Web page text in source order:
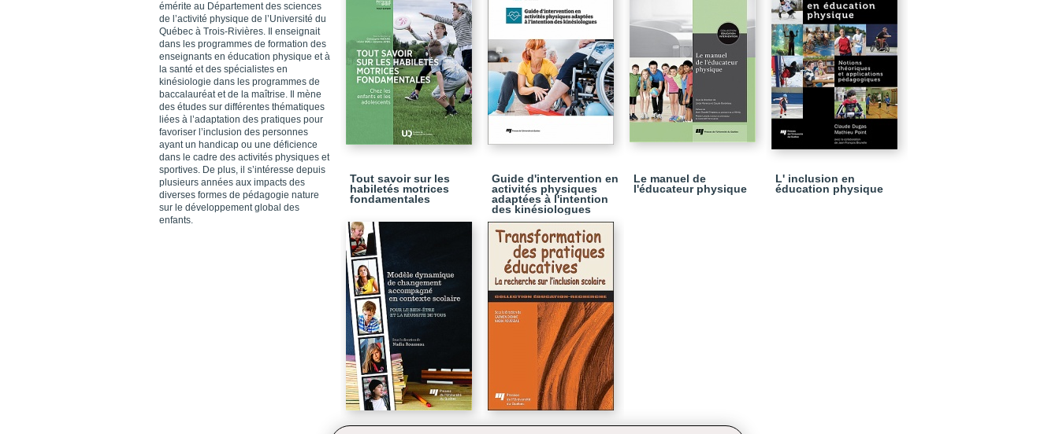
émérite au Département des sciences
de l’activité physique de l’Université du
Québec à Trois-Rivières. Il enseignait
dans les programmes de formation des
enseignants en éducation physique et à
la santé et des spécialistes en
kinésiologie dans les programmes de
baccalauréat et de la maîtrise. Il mène
des études sur différentes thématiques
liées à l’adaptation des pratiques pour
favoriser l’inclusion des personnes
ayant un handicap ou une déficience
dans le cadre des activités physiques et
sportives. De plus, il s’intéresse depuis
plusieurs années aux impacts des
diverses formes de pédagogie nature
sur le développement global des
enfants.
Tout savoir sur les
habiletés motrices
fondamentales
Guide d'intervention en
activités physiques
adaptées à l'intention
des kinésiologues
Le manuel de
l'éducateur physique
L' inclusion en
éducation physique